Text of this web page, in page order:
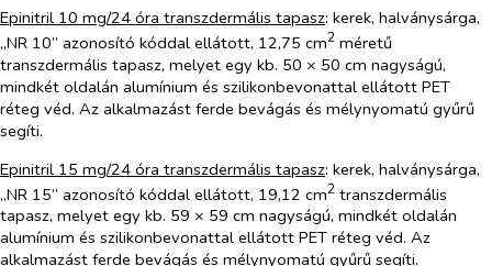
Epinitril 10 mg/24 óra transzdermális tapasz: kerek, halványsárga,
„NR 10” azonosító kóddal ellátott, 12,75 cm2 méretű
transzdermális tapasz, melyet egy kb. 50 × 50 cm nagyságú,
mindkét oldalán alumínium és szilikonbevonattal ellátott PET
réteg véd. Az alkalmazást ferde bevágás és mélynyomatú gyűrű
segíti.
Epinitril 15 mg/24 óra transzdermális tapasz: kerek, halványsárga,
„NR 15” azonosító kóddal ellátott, 19,12 cm2 transzdermális
tapasz, melyet egy kb. 59 × 59 cm nagyságú, mindkét oldalán
alumínium és szilikonbevonattal ellátott PET réteg véd. Az
alkalmazást ferde bevágás és mélynyomatú gyűrű segíti.